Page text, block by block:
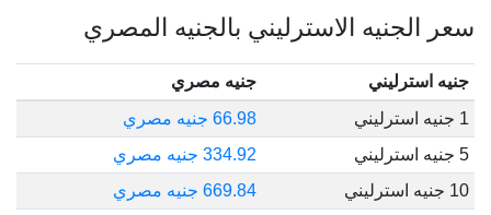
سعر الجنيه الاسترليني بالجنيه المصري
جنيه استرليني
جنيه مصري
1 جنيه استرليني
66.98 جنيه مصري
5 جنيه استرليني
334.92 جنيه مصري
10 جنيه استرليني
669.84 جنيه مصري